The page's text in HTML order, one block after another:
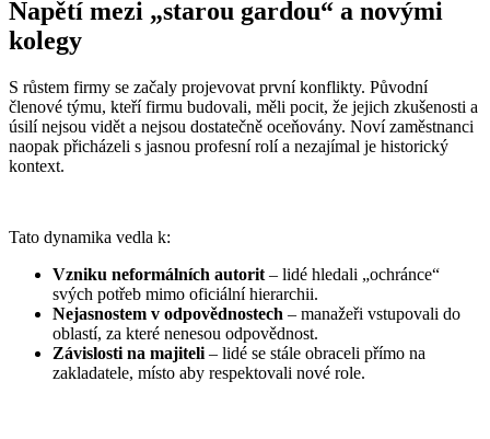
Napětí mezi „starou gardou“ a novými
kolegy
S růstem firmy se začaly projevovat první konflikty. Původní
členové týmu, kteří firmu budovali, měli pocit, že jejich zkušenosti a
úsilí nejsou vidět a nejsou dostatečně oceňovány. Noví zaměstnanci
naopak přicházeli s jasnou profesní rolí a nezajímal je historický
kontext.
Tato dynamika vedla k:
Vzniku neformálních autorit – lidé hledali „ochránce“
svých potřeb mimo oficiální hierarchii.
Nejasnostem v odpovědnostech – manažeři vstupovali do
oblastí, za které nenesou odpovědnost.
Závislosti na majiteli – lidé se stále obraceli přímo na
zakladatele, místo aby respektovali nové role.